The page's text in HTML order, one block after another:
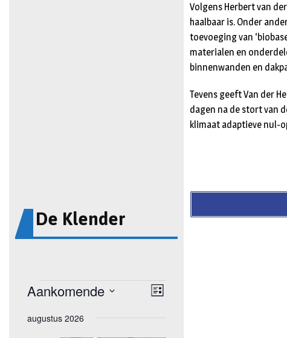
De Klender
Volgens Herbert van
haalbaar is. Onder
toevoeging van
materialen en
binnenwanden en
Tevens geeft Van der
dagen na de stort van
klimaat adaptieve nul-